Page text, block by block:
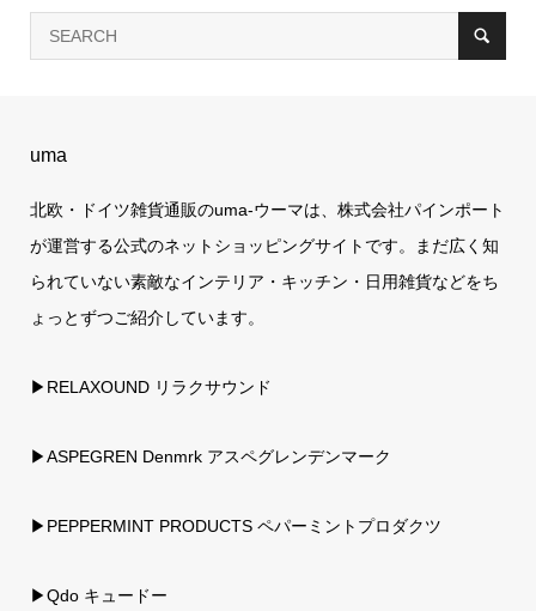
uma
北欧・ドイツ雑貨通販のuma-ウーマは、株式会社パインポート
が運営する公式のネットショッピングサイトです。まだ広く知
られていない素敵なインテリア・キッチン・日用雑貨などをち
ょっとずつご紹介しています。
▶RELAXOUND リラクサウンド
▶ASPEGREN Denmrk アスペグレンデンマーク
▶PEPPERMINT PRODUCTS ペパーミントプロダクツ
▶Qdo キュードー